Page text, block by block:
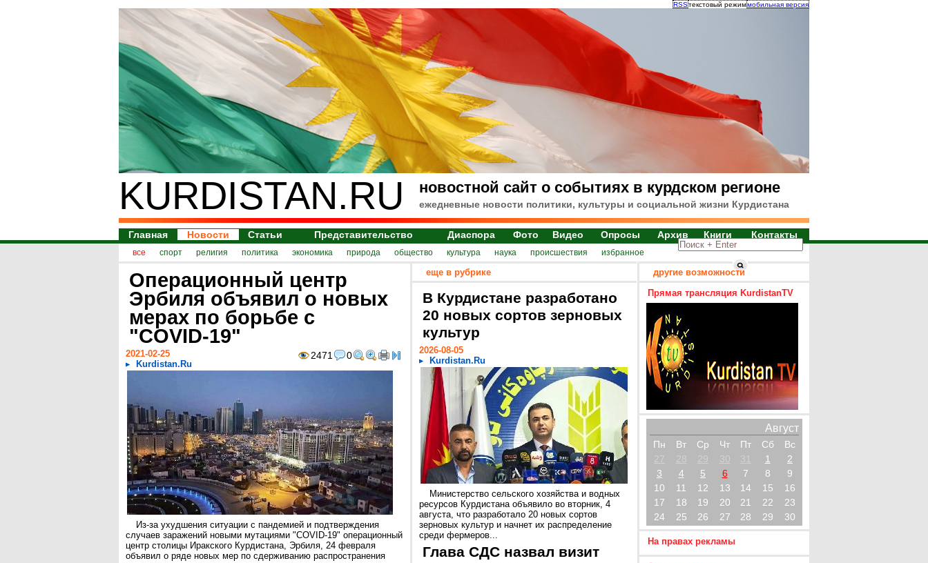
RSSтекстовый режиммобильная версия
KURDISTAN.RU новостной сайт о событиях в курдском регионе
ежедневные новости политики, культуры и социальной жизни Курдистана
Главная Новости Статьи Представительство Диаспора Фото Видео Опросы Архив Книги Контакты
все спорт религия политика экономика природа общество культура наука происшествия избранное
Операционный центр
Эрбиля объявил о новых
мерах по борьбе с
"COVID-19"
2471 0
2021-02-25
Kurdistan.Ru
Из-за ухудшения ситуации с пандемией и подтверждения
случаев заражений новыми мутациями "COVID-19" операционный
центр столицы Иракского Курдистана, Эрбиля, 24 февраля
объявил о ряде новых мер по сдерживанию распространения
еще в рубрике
В Курдистане разработано
20 новых сортов зерновых
культур
2026-08-05
Kurdistan.Ru
Министерство сельского хозяйства и водных
ресурсов Курдистана объявило во вторник, 4
августа, что разработало 20 новых сортов
зерновых культур и начнет их распределение
среди фермеров...
Глава СДС назвал визит
другие возможности
Прямая трансляция KurdistanTV
Август
Пн Вт Ср Чт Пт Сб
Вс
27
28 29 30 31 1
2
3
4 5 6 7 8
9
10
11 12 13 14 15
16
17
18 19 20 21 22
23
24
25 26 27 28 29 30
На правах рекламы